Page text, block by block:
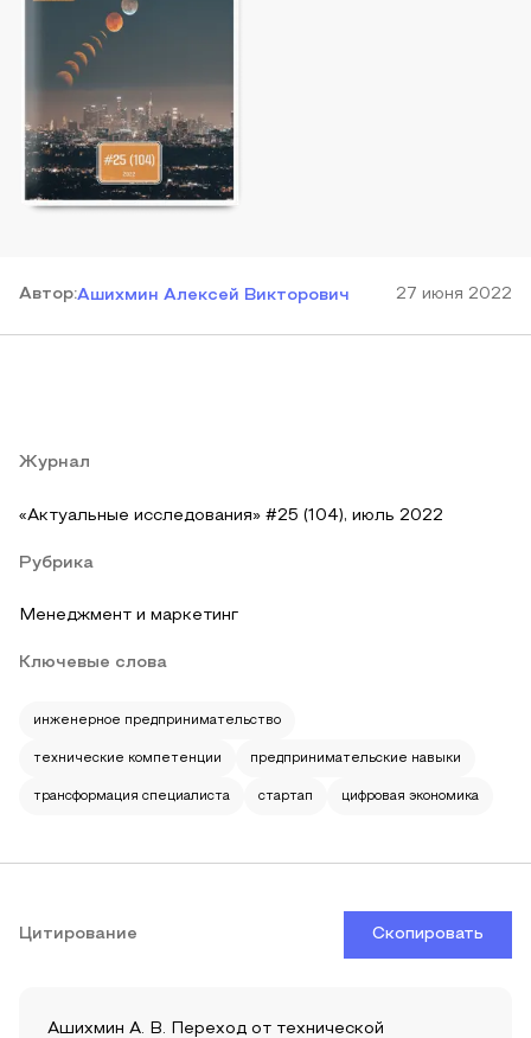
Автор:Ашихмин Алексей Викторович 27 июня 2022
Журнал
«Актуальные исследования» #25 (104), июль 2022
Рубрика
Менеджмент и маркетинг
Ключевые слова
инженерное предпринимательство
технические компетенции предпринимательские навыки
трансформация специалиста стартап цифровая экономика
Цитирование Скопировать
Ашихмин А. В. Переход от технической